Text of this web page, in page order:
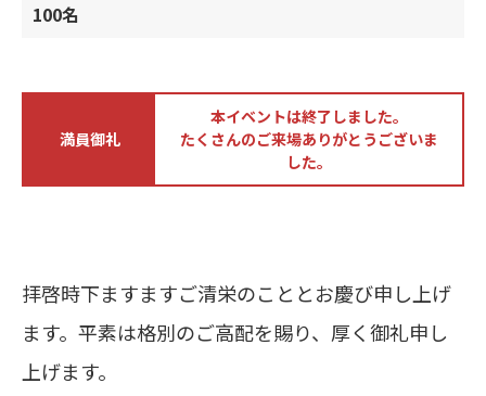
100名
満員御礼
本イベントは終了しました。
たくさんのご来場ありがとうございま
した。
拝啓時下ますますご清栄のこととお慶び申し上げ
ます。平素は格別のご高配を賜り、厚く御礼申し
上げます。